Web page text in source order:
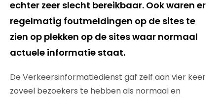
echter zeer slecht bereikbaar. Ook waren er
regelmatig foutmeldingen op de sites te
zien op plekken op de sites waar normaal
actuele informatie staat.
De Verkeersinformatiedienst gaf zelf aan vier keer
zoveel bezoekers te hebben als normaal en